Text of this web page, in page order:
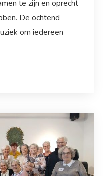
te zijn en oprecht
De ochtend
om iedereen